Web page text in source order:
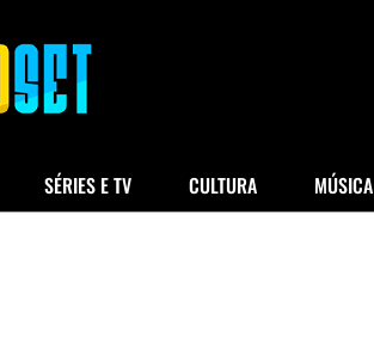
SÉRIES E TV CULTURA MÚSICA